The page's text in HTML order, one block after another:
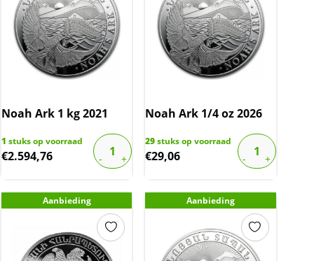
Noah Ark 1 kg 2021
1 stuks op voorraad
€2.594,76
Noah Ark 1/4 oz 2026
29stuks op voorraad
€29,06
Aanbieding Aanbieding